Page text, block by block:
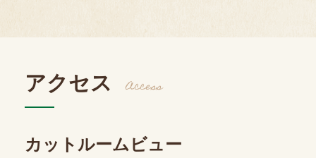
アクセス Access
カットルームビュー